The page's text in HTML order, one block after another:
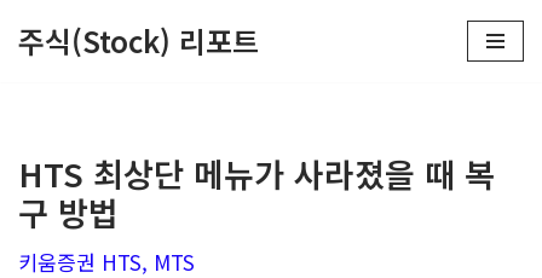
로
건
너
주식(Stock) 리포트
HTS 최상단 메뉴가 사라졌을 때 복
구 방법
키움증권 HTS, MTS